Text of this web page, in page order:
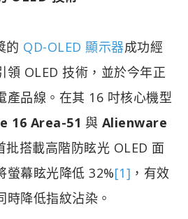
的 QD-OLED 顯示器成功經
領 OLED 技術，並於今年正
產品線。在其 16 吋核心機型
16 Area-51 與 Alienware
批搭載高階防眩光 OLED 面
螢幕眩光降低 32%[1] ，有效
降低指紋沾染。